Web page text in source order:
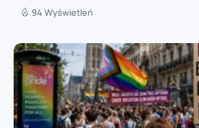
94 Wyświetleń